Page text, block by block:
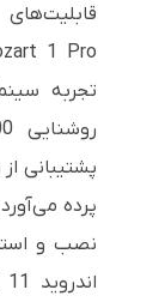
تجربه
پرده
نصب و